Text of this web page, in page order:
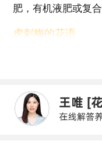
肥，有机液肥或复合
虎刺梅的花语
倔强而又坚贞，温